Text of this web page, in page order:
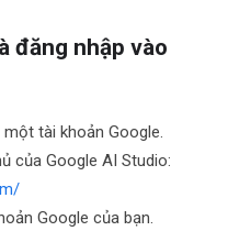
đăng nhập vào
tài khoản Google.
của Google AI Studio:
Google của bạn.